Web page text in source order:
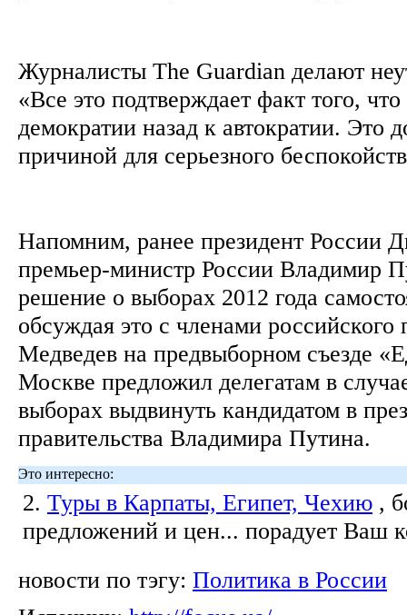
Журналисты The Guardian делают
«Все это подтверждает факт того, что
демократии назад к автократии. Это
причиной для серьезного
Напомним, ранее президент России
премьер-министр России Владимир
решение о выборах 2012 года
обсуждая это с членами российского
Медведев на предвыборном съезде
Москве предложил делегатам в
выборах выдвинуть кандидатом в
правительства Владимира Путина.
Это интересно:
2. Туры в Карпаты, Египет, Чехию ,
предложений и цен... порадует Ваш
новости по тэгу: Политика в России